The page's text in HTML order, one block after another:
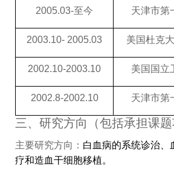
2005.03-至今 天津市第
2003.10- 2005.03 美国杜克
2002.10-2003.10 美国国立
2002.8-2002.10 天津市第
三、研究方向（包括承担课题
主要研究方向： 白血病的系统诊治、
疗和造血干细胞移植。